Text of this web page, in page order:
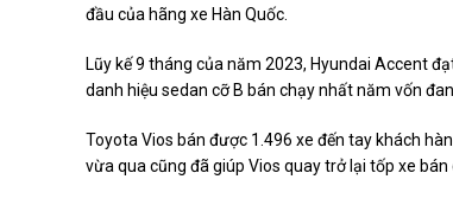
đầu của hãng xe Hàn Quốc.
Lũy kế 9 tháng của năm 2023, Hyundai Accent
danh hiệu sedan cỡ B bán chạy nhất năm vốn
Toyota Vios bán được 1.496 xe đến tay khách
vừa qua cũng đã giúp Vios quay trở lại tốp xe